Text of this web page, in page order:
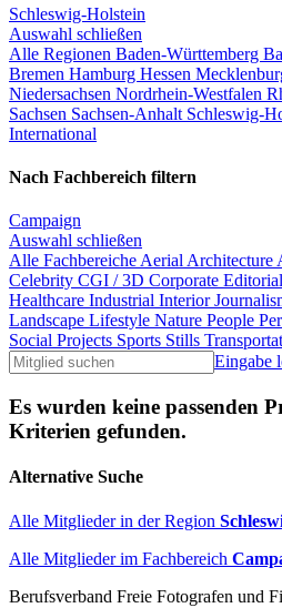
Schleswig-Holstein
Auswahl schließen
Alle Regionen Baden-Württemberg
Bremen Hamburg Hessen
Niedersachsen Nordrhein-Westfalen
Sachsen Sachsen-Anhalt Schleswig-
International
Nach Fachbereich filtern
Campaign
Auswahl schließen
Alle Fachbereiche Aerial Architecture
Celebrity CGI / 3D Corporate Editorial
Healthcare Industrial Interior
Landscape Lifestyle Nature People
Social Projects Sports Stills
Eingabe
Es wurden keine passenden
Kriterien gefunden.
Alternative Suche
Alle Mitglieder in der Region
Alle Mitglieder im Fachbereich
Berufsverband Freie Fotografen und